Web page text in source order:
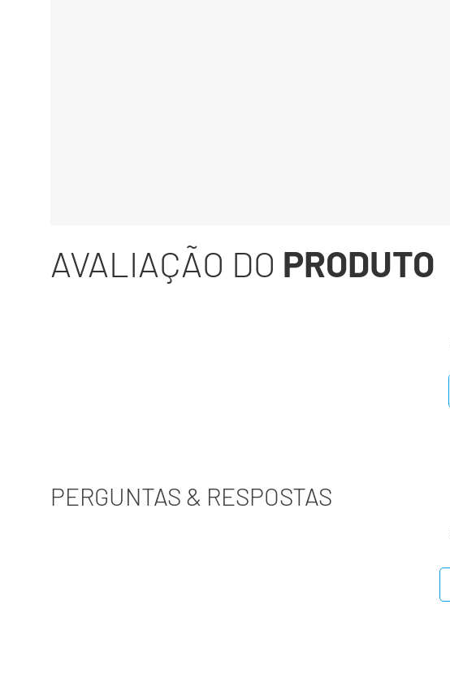
AVALIAÇÃO DO PRODUTO
PERGUNTAS & RESPOSTAS